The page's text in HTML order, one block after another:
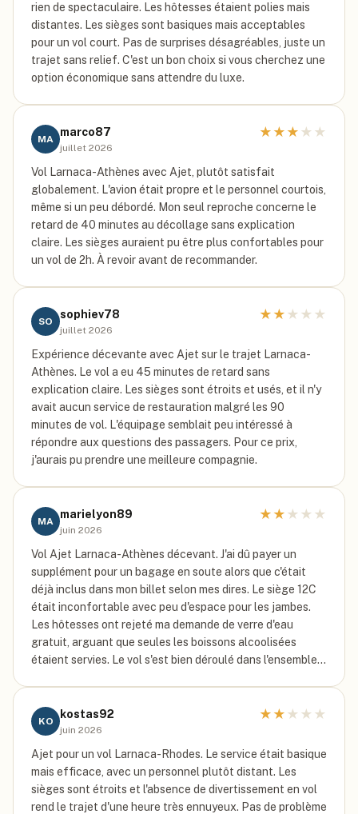
rien de spectaculaire. Les hôtesses étaient polies mais
distantes. Les sièges sont basiques mais acceptables
pour un vol court. Pas de surprises désagréables, juste un
trajet sans relief. C'est un bon choix si vous cherchez une
option économique sans attendre du luxe.
MA
marco87
juillet 2026
★ ★ ★ ★ ★
Vol Larnaca-Athènes avec Ajet, plutôt satisfait
globalement. L'avion était propre et le personnel courtois,
même si un peu débordé. Mon seul reproche concerne le
retard de 40 minutes au décollage sans explication
claire. Les sièges auraient pu être plus confortables pour
un vol de 2h. À revoir avant de recommander.
SO
sophiev78
juillet 2026
★ ★ ★ ★ ★
Expérience décevante avec Ajet sur le trajet Larnaca-
Athènes. Le vol a eu 45 minutes de retard sans
explication claire. Les sièges sont étroits et usés, et il n'y
avait aucun service de restauration malgré les 90
minutes de vol. L'équipage semblait peu intéressé à
répondre aux questions des passagers. Pour ce prix,
j'aurais pu prendre une meilleure compagnie.
MA
marielyon89
juin 2026
★ ★ ★ ★ ★
Vol Ajet Larnaca-Athènes décevant. J'ai dû payer un
supplément pour un bagage en soute alors que c'était
déjà inclus dans mon billet selon mes dires. Le siège 12C
était inconfortable avec peu d'espace pour les jambes.
Les hôtesses ont rejeté ma demande de verre d'eau
gratuit, arguant que seules les boissons alcoolisées
étaient servies. Le vol s'est bien déroulé dans l'ensemble…
KO
kostas92
juin 2026
★ ★ ★ ★ ★
Ajet pour un vol Larnaca-Rhodes. Le service était basique
mais efficace, avec un personnel plutôt distant. Les
sièges sont étroits et l'absence de divertissement en vol
rend le trajet d'une heure très ennuyeux. Pas de problème